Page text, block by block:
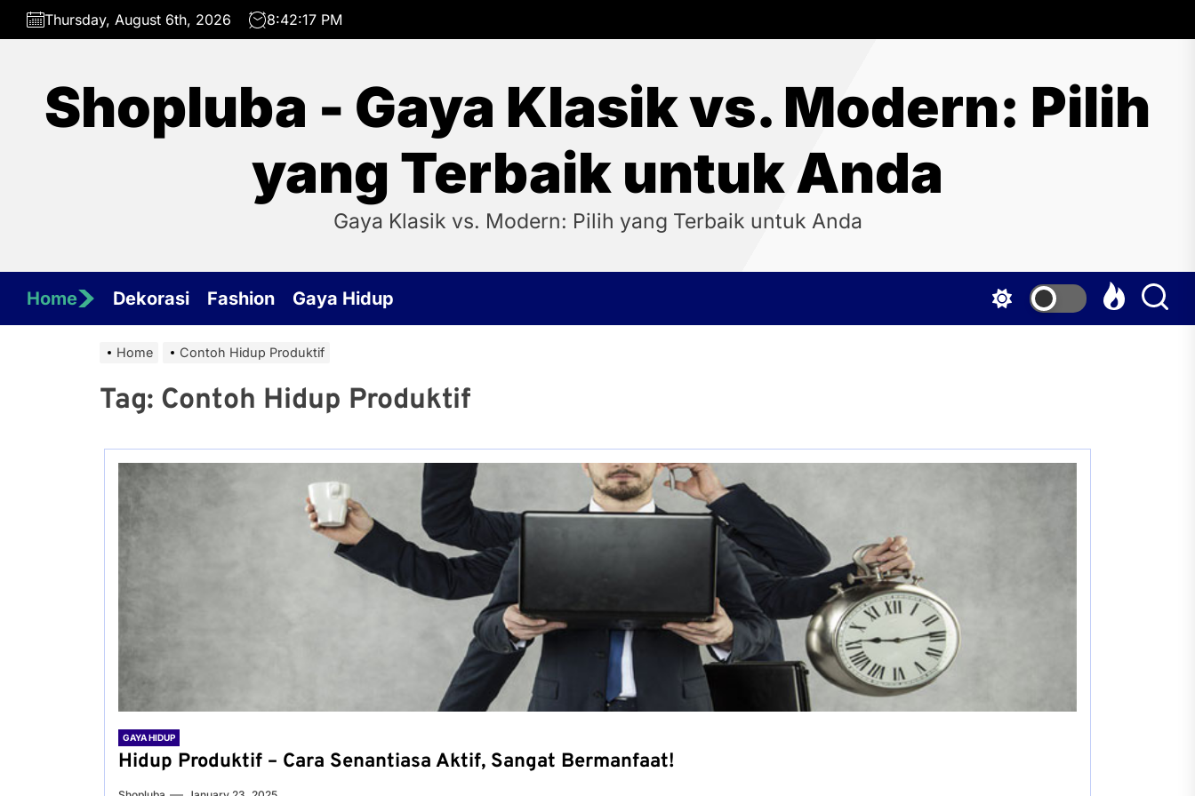
Skip
Thursday, August 6th, 2026 8:42:17 PM
Shopluba - Gaya Klasik vs. Modern: Pilih
yang Terbaik untuk Anda
Gaya Klasik vs. Modern: Pilih yang Terbaik untuk Anda
Home Dekorasi Fashion Gaya Hidup
Home Contoh Hidup Produktif
Tag: Contoh Hidup Produktif
GAYA HIDUP
Hidup Produktif – Cara Senantiasa Aktif, Sangat Bermanfaat!